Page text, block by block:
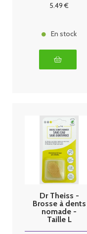
5.49 €
En stock
Dr Theiss -
Brosse à dents
nomade -
Taille L